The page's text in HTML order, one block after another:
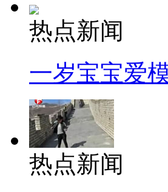
热点新闻
一岁宝宝爱
热点新闻